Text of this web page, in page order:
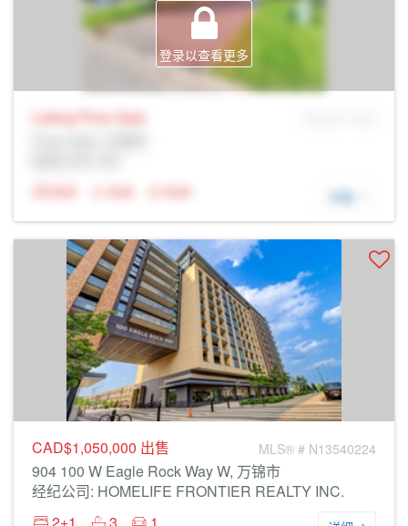
登录以查看更多
Listing Price Sale
N/A
N/A N/A 详细
CAD$1,050,000 出售 MLS® # N13540224
904 100 W Eagle Rock Way W, 万锦市
经纪公司: HOMELIFE FRONTIER REALTY INC.
2+1
3 1